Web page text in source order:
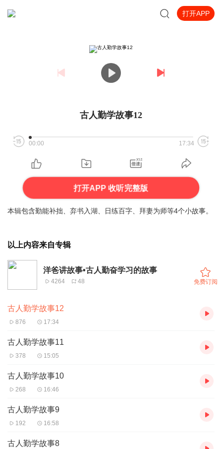
打开APP
古人勤学故事12
00:00 17:34
打开APP 收听完整版
本辑包含勤能补拙、弃书入湖、日练百字、拜妻为师等4个小故事。
以上内容来自专辑
洋爸讲故事•古人勤奋学习的故事
4264 48 免费订阅
古人勤学故事12
876 17:34
古人勤学故事11
378 15:05
古人勤学故事10
268 16:46
古人勤学故事9
192 16:58
古人勤学故事8